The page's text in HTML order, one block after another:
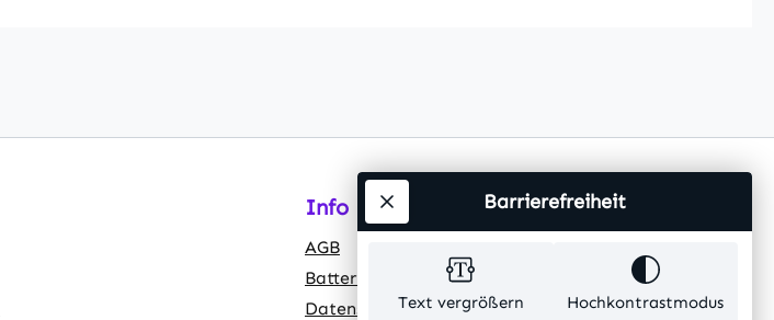
Info
AGB
Batteriehinweis
DatenschutzText vergrößern Hochkontrastmodus
Barrierefreiheit